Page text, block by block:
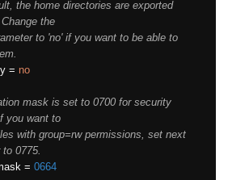
the home directories are exported
the
to 'no' if you want to be able to
= no
mask is set to 0700 for security
you want to
with group=rw permissions, set next
to 0775.
mask
= 0664